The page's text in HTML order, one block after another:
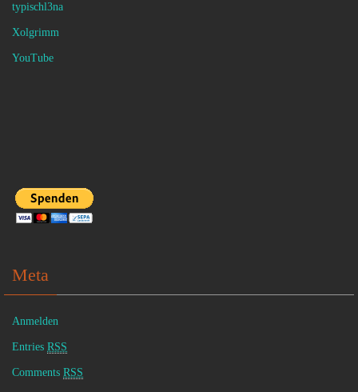
typischl3na
Xolgrimm
YouTube
Meta
Anmelden
Entries RSS
Comments RSS